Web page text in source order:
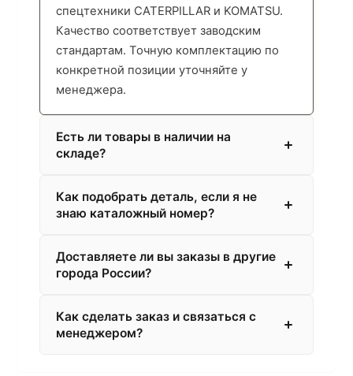
спецтехники CATERPILLAR и KOMATSU.
Качество соответствует заводским
стандартам. Точную комплектацию по
конкретной позиции уточняйте у
менеджера.
Есть ли товары в наличии на
складе?
Как подобрать деталь, если я не
знаю каталожный номер?
Доставляете ли вы заказы в другие
города России?
Как сделать заказ и связаться с
менеджером?